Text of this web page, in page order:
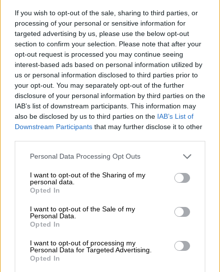
If you wish to opt-out of the sale, sharing to third parties, or
processing of your personal or sensitive information for
targeted advertising by us, please use the below opt-out
section to confirm your selection. Please note that after your
opt-out request is processed you may continue seeing
interest-based ads based on personal information utilized by
us or personal information disclosed to third parties prior to
your opt-out. You may separately opt-out of the further
disclosure of your personal information by third parties on the
IAB’s list of downstream participants. This information may
also be disclosed by us to third parties on the IAB’s List of
Downstream Participants that may further disclose it to other
Please note that this website/app uses one or more Google
not limited to your visit or usage behaviour. You may click to
grant or deny consent to Google and its third-party tags to
use your data for below specified purposes in below Google
consent section.
Personal Data Processing Opt Outs
I want to opt-out of the Sharing of my
personal data.
Opted In
I want to opt-out of the Sale of my
Personal Data.
Opted In
I want to opt-out of processing my
Personal Data for Targeted Advertising.
Opted In
Ελλάδα 05.10.2023 11:17
Θεσσαλονίκη: Τηλεφώνημα για βόμβα σε
σχολείο της Νεάπολης
Σε εξέλιξη βρίσκεται επιχείρηση της ΕΛ.ΑΣ.,
στην οποία συμμετέχουν και ειδικοί
πυροτεχνουργοί